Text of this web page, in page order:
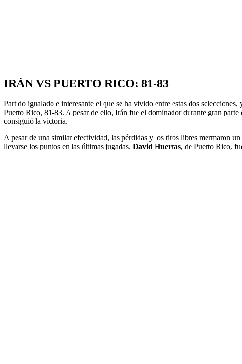
IRÁN VS PUERTO RICO: 81-83
Partido igualado e interesante el que se ha vivido entre estas dos
Puerto Rico, 81-83. A pesar de ello, Irán fue el dominador durante gran
consiguió la victoria.
A pesar de una similar efectividad, las pérdidas y los tiros libres mermaron
llevarse los puntos en las últimas jugadas. David Huertas, de Puerto Rico,